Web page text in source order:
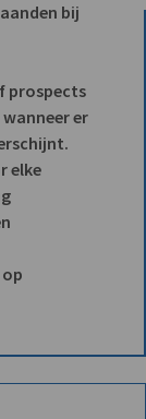
bij
prospects
er
elke